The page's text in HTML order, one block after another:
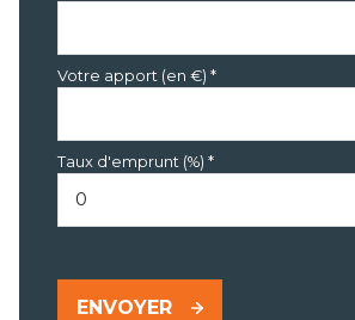
Votre apport (en €) *
Taux d'emprunt (%) *
ENVOYER